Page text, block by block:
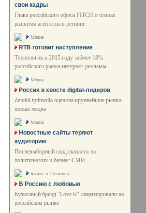
свои кадры
Глава российского офиса FITCH о планах
развития агентства в регионе
Медиа
RTB готовит наступление
Технология к 2015 году займет 18%
российского рынка интернет-рекламы
Медиа
Россия в хвосте digital-лидеров
ZenithOptimedia оценила крупнейшие рынки
новых медиа
Медиа
Новостные сайты теряют
аудиторию
Послевыборный спад сказался на
политических и бизнес-СМИ
Бизнес и Политика
В Россию с любовью
Культовый бренд "Love is" лицензировали на
российском рынке